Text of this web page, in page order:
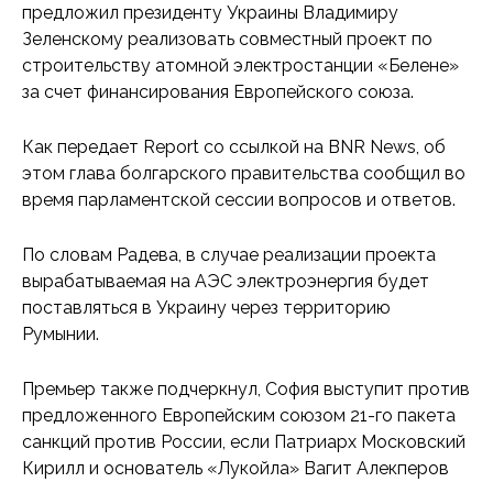
предложил президенту Украины Владимиру
Зеленскому реализовать совместный проект по
строительству атомной электростанции «Белене»
за счет финансирования Европейского союза.
Как передает Report со ссылкой на BNR News, об
этом глава болгарского правительства сообщил во
время парламентской сессии вопросов и ответов.
По словам Радева, в случае реализации проекта
вырабатываемая на АЭС электроэнергия будет
поставляться в Украину через территорию
Румынии.
Премьер также подчеркнул, София выступит против
предложенного Европейским союзом 21-го пакета
санкций против России, если Патриарх Московский
Кирилл и основатель «Лукойла» Вагит Алекперов